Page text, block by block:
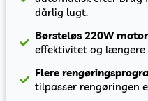
dårlig lugt.
Børsteløs 220W
effektivitet og længere
Flere
tilpasser rengøringen